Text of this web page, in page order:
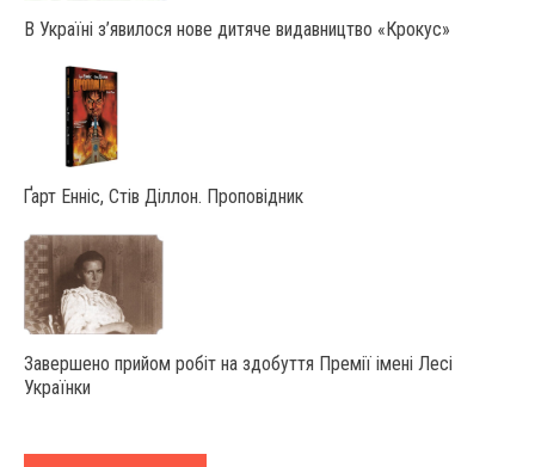
В Україні з’явилося нове дитяче видавництво «Крокус»
Ґарт Енніс, Стів Діллон. Проповідник
Завершено прийом робіт на здобуття Премії імені Лесі
Українки